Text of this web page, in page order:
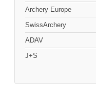
Archery Europe
SwissArchery
ADAV
J+S